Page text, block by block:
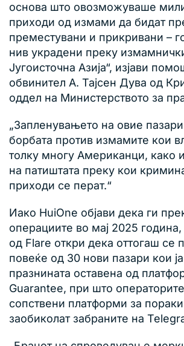
основа што овозможуваше
приходи од измами да бидат
преместувани и прикривани –
нив украдени преку
Југоисточна Азија“, изјави
обвинител А. Тајсен Дува од
оддел на Министерството за
„Запленувањето на овие
борбата против измамите кои
толку многу Американци, како
на патиштата преку кои
приходи се перат.“
Иако HuiOne објави дека ги
операциите во мај 2025
од Flare откри дека оттогаш се
повеќе од 30 нови пазари кои
празнината оставена од
Guarantee, при што
сопствени платформи за пораки
заобиколат забраните на